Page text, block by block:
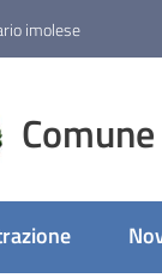
imolese